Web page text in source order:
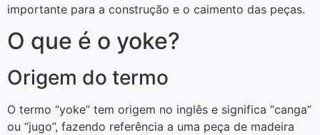
importante para a construção e o caimento das peças.
O que é o yoke?
Origem do termo
O termo “yoke” tem origem no inglês e significa “canga”
ou “jugo”, fazendo referência a uma peça de madeira